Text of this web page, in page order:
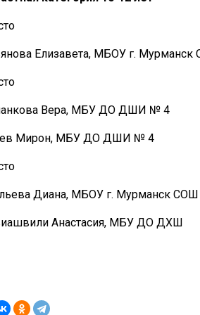
Елизавета, МБОУ г.
Вера, МБУ ДО ДШИ № 4
Мирон, МБУ ДО ДШИ № 4
Диана, МБОУ г. Мурманск
Анастасия, МБУ ДО ДХШ